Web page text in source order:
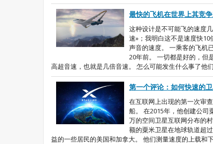
最快的飞机在世界上其竞
这种设计是不可能飞的速度
速»；我明白这不是速度快
声音的速度。 一乘客的飞机
20年前。 一切都是好的，但
高超音速，也就是几倍音速。 怎么可能发生什么事了他
第一个评论：如何快速的
在互联网上出现的第一次审
船。 在2015年，他创建公司
万的空间卫星互联网分布的
额的粟米卫星在地球轨道超
益的一些居民的美国和加拿大。 他们测量速度的上载和